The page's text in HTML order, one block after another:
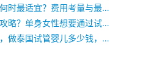
做试管婴儿，黄体酮保胎到何时最适宜？费用考量与最佳时机揭秘
单身女性去泰国做试管婴儿攻略？单身女性想要通过试管婴儿生孩子，需要考虑这些条件！
泰国最新试管婴儿费用明细，做泰国试管婴儿多少钱，去泰国做试管婴儿有哪些费用